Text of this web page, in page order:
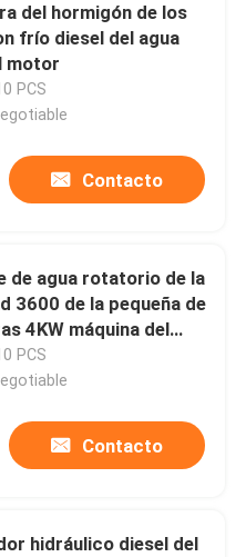
del hormigón de los
frío diesel del agua
motor
PCS
Contacto
de agua rotatorio de la
3600 de la pequeña de
4KW máquina del
PCS
Contacto
hidráulico diesel del